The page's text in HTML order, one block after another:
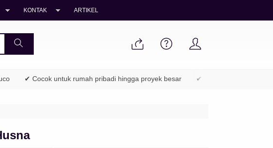
KONTAK ARTIKEL
✔ Cocok untuk rumah pribadi hingga proyek besar ✔ Packing aman &